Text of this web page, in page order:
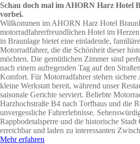
Schau doch mal im AHORN Harz Hotel
vorbei.
Willkommen im AHORN Harz Hotel
motorradfahrerfreundlichen Hotel im
in Braunlage bietet eine einladende,
Motorradfahrer, die die Schönheit dieser
möchten. Die gemütlichen Zimmer sind
nach einem aufregenden Tag auf den
Komfort. Für Motorradfahrer stehen sichere
kleine Werkstatt bereit, während unser
saisonale Gerichte serviert. Beliebte
Harzhochstraße B4 nach Torfhaus und die
unvergessliche Fahrerlebnisse.
Rappbodetalsperre und die historische
erreichbar und laden zu interessanten
Mehr erfahren